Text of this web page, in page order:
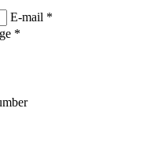
E-mail *
*